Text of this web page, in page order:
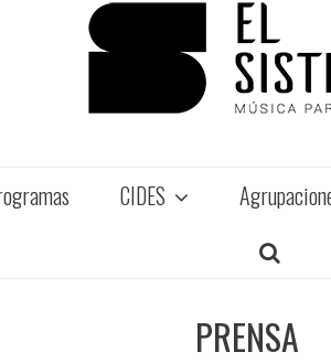
CIDES
PRENSA